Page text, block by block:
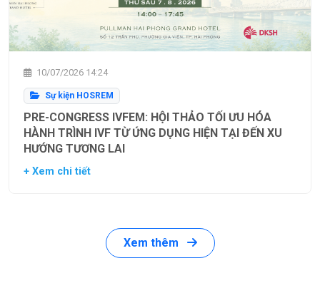
10/07/2026 14:24
Sự kiện HOSREM
PRE-CONGRESS IVFEM: HỘI THẢO TỐI ƯU HÓA
HÀNH TRÌNH IVF TỪ ỨNG DỤNG HIỆN TẠI ĐẾN XU
HƯỚNG TƯƠNG LAI
+ Xem chi tiết
Xem thêm